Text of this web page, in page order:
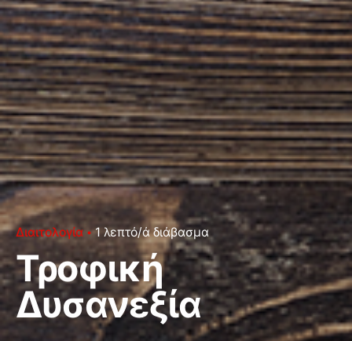
Διαιτολογία 1 λεπτό/ά διάβασμα
Τροφική
Δυσανεξία